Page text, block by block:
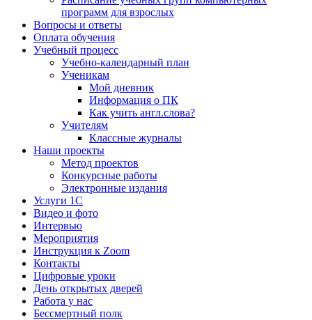
программ для взрослых
Вопросы и ответы
Оплата обучения
Учебный процесс
Учебно-календарный план
Ученикам
Мой дневник
Информация о ПК
Как учить англ.слова?
Учителям
Классные журналы
Наши проекты
Метод проектов
Конкурсные работы
Электронные издания
Услуги 1C
Видео и фото
Интервью
Мероприятия
Инструкция к Zoom
Контакты
Цифровые уроки
День открытых дверей
Работа у нас
Бессмертный полк